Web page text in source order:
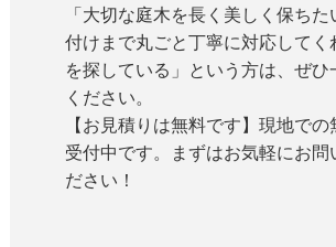
「大切な庭木を長く美しく保ち
付けまで丸ごと丁寧に対応してく
を探している」という方は、ぜひ
ください。
【お見積りは無料です】現地で
受付中です。まずはお気軽にお問
ださい！